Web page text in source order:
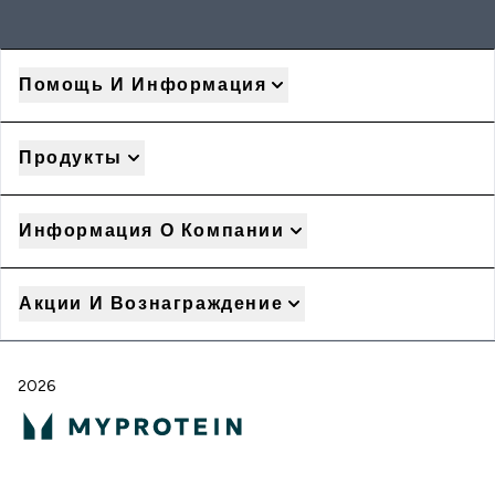
Помощь И Информация
Продукты
Информация О Компании
Акции И Вознаграждение
2026